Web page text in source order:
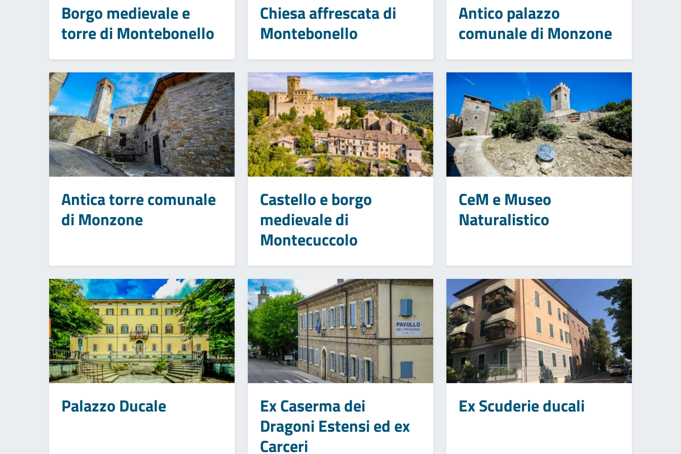
Borgo medievale e
torre di Montebonello
Chiesa affrescata di
Montebonello
Antico palazzo
comunale di Monzone
Antica torre comunale
di Monzone
Castello e borgo
medievale di
Montecuccolo
CeM e Museo
Naturalistico
Palazzo Ducale
Ex Caserma dei
Dragoni Estensi ed ex
Carceri
Ex Scuderie ducali